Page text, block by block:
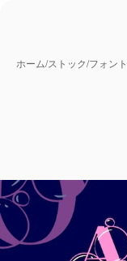
ホーム/ストック/フォント